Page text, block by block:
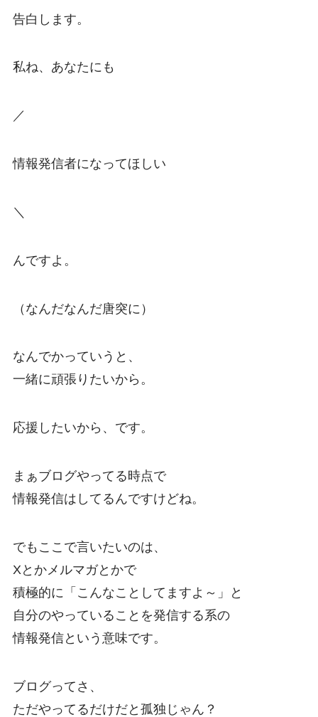
告白します。
私ね、あなたにも
／
情報発信者になってほしい
＼
んですよ。
（なんだなんだ唐突に）
なんでかっていうと、
一緒に頑張りたいから。
応援したいから、です。
まぁブログやってる時点で
情報発信はしてるんですけどね。
でもここで言いたいのは、
Xとかメルマガとかで
積極的に「こんなことしてますよ～」と
自分のやっていることを発信する系の
情報発信という意味です。
ブログってさ、
ただやってるだけだと孤独じゃん？